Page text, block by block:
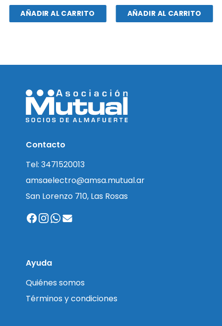
AÑADIR AL CARRITO AÑADIR AL CARRITO
Contacto
Tel: 3471520013
amsaelectro@amsa.mutual.ar
San Lorenzo 710, Las Rosas
Ayuda
Quiénes somos
Términos y condiciones